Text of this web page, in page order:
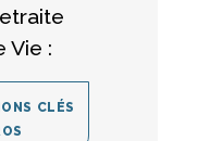
Vie :
CLÉS